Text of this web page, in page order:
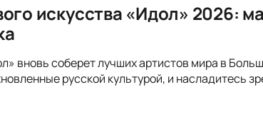
искусства «Идол» 2026:
вновь соберет лучших артистов мира в
русской культурой, и насладитесь